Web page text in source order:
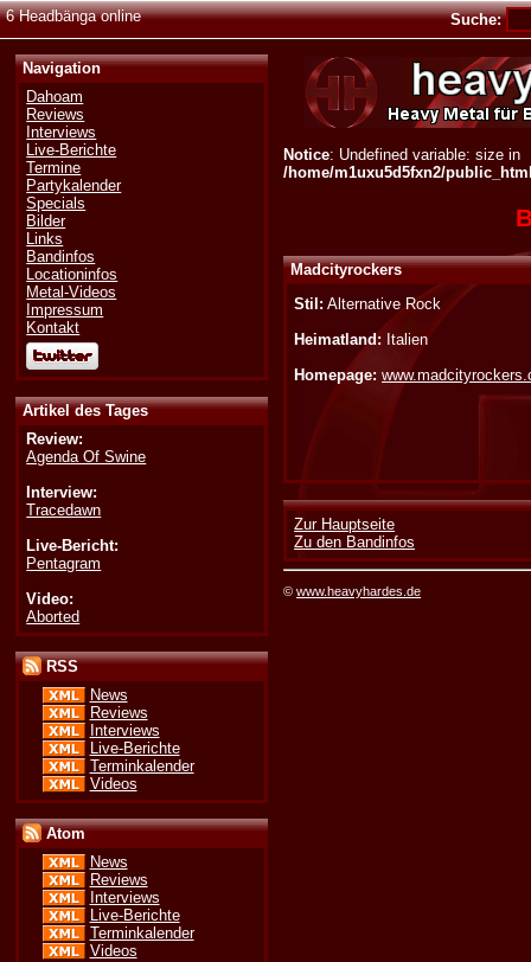
6 Headbänga online Suche:
Navigation
Dahoam
Reviews
Interviews
Live-Berichte
Termine
Partykalender
Specials
Bilder
Links
Bandinfos
Locationinfos
Metal-Videos
Impressum
Kontakt
Artikel des Tages
Review:
Agenda Of Swine
Interview:
Tracedawn
Live-Bericht:
Pentagram
Video:
Aborted
RSS
News
Reviews
Interviews
Live-Berichte
Terminkalender
Videos
Atom
News
Reviews
Interviews
Live-Berichte
Terminkalender
Videos
Notice: Undefined variable: size in
/home/m1uxu5d5fxn2/
Madcityrockers
Stil: Alternative Rock
Heimatland: Italien
Homepage:
Zur Hauptseite
Zu den Bandinfos
©www.heavyhardes.de